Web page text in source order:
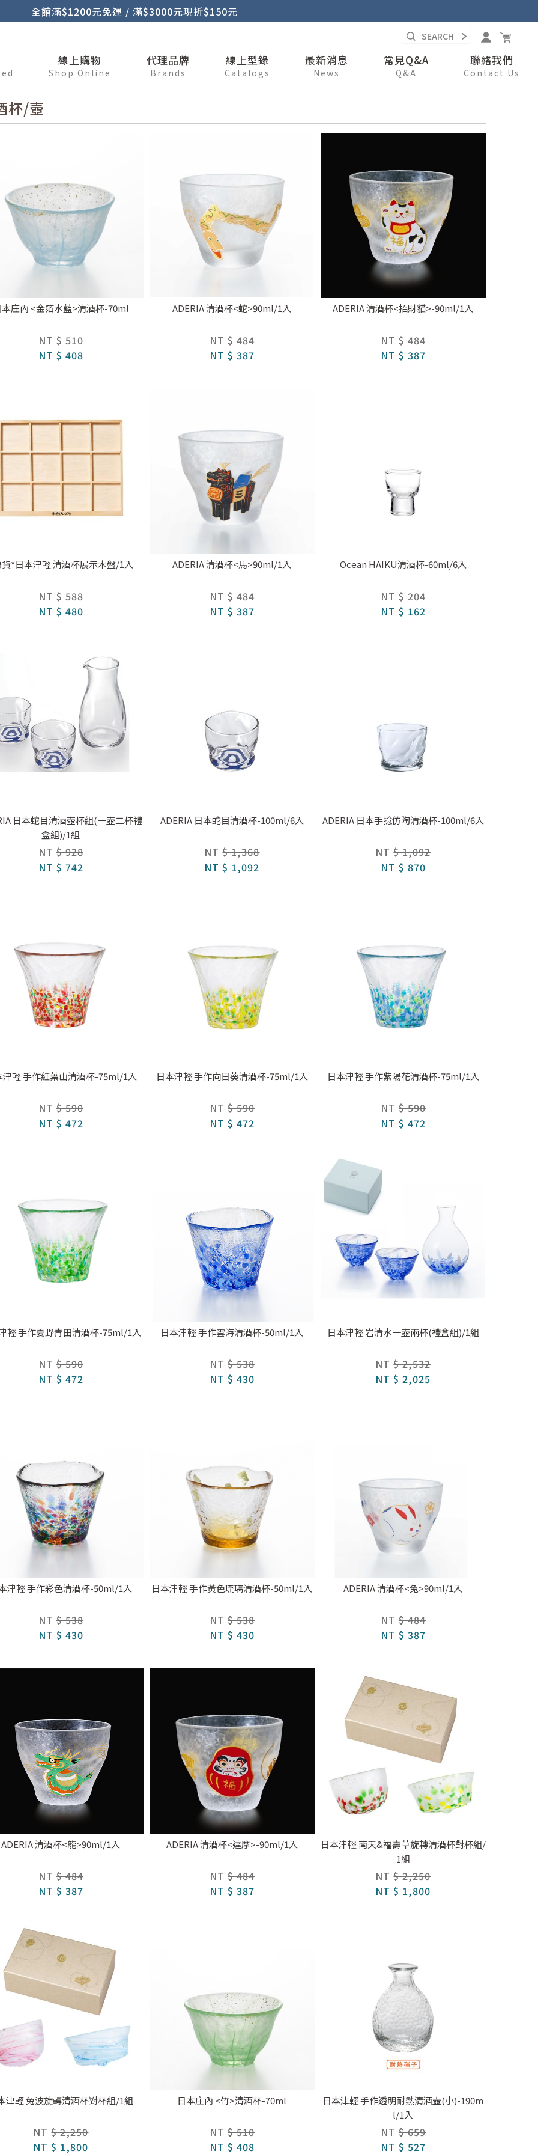
全館滿$1200元免運 / 滿$3000元現折$150元
線上購物
Shop Online
代理品牌
Brands
線上型錄
Catalogs
最新消息
News
常見Q&A
Q&A
聯絡我們
Contact Us
杯/壺
庄內 <金箔水藍>清酒杯-70ml
NT $ 510
NT $ 408
ADERIA 清酒杯<蛇>90ml/1入
NT $ 484
NT $ 387
ADERIA 清酒杯<招財貓>-90ml/1入
NT $ 484
NT $ 387
*日本津輕 清酒杯展示木盤/1入
NT $ 588
NT $ 480
ADERIA 清酒杯<馬>90ml/1入
NT $ 484
NT $ 387
Ocean HAIKU清酒杯-60ml/6入
NT $ 204
NT $ 162
日本蛇目清酒壺杯組(一壺二杯禮
盒組)/1組
NT $ 928
NT $ 742
ADERIA 日本蛇目清酒杯-100ml/6入
NT $ 1,368
NT $ 1,092
ADERIA 日本手捻仿陶清酒杯-100ml/6入
NT $ 1,092
NT $ 870
津輕 手作紅葉山清酒杯-75ml/1入
NT $ 590
NT $ 472
日本津輕 手作向日葵清酒杯-75ml/1入
NT $ 590
NT $ 472
日本津輕 手作紫陽花清酒杯-75ml/1入
NT $ 590
NT $ 472
輕 手作夏野青田清酒杯-75ml/1入
NT $ 590
NT $ 472
日本津輕 手作雲海清酒杯-50ml/1入
NT $ 538
NT $ 430
日本津輕 岩清水一壺兩杯(禮盒組)/1組
NT $ 2,532
NT $ 2,025
津輕 手作彩色清酒杯-50ml/1入
NT $ 538
NT $ 430
日本津輕 手作黃色琉璃清酒杯-50ml/1入
NT $ 538
NT $ 430
ADERIA 清酒杯<兔>90ml/1入
NT $ 484
NT $ 387
ADERIA 清酒杯<龍>90ml/1入
NT $ 484
NT $ 387
ADERIA 清酒杯<達摩>-90ml/1入
NT $ 484
NT $ 387
日本津輕 南天&福壽草旋轉清酒杯對杯組/
1組
NT $ 2,250
NT $ 1,800
津輕 兔波旋轉清酒杯對杯組/1組
NT $ 2,250
NT $ 1,800
日本庄內 <竹>清酒杯-70ml
NT $ 510
NT $ 408
日本津輕 手作透明耐熱清酒壺(小)-190m
l/1入
NT $ 659
NT $ 527